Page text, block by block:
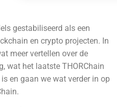
gestabiliseerd als een
en crypto projecten. In
meer vertellen over de
wat het laatste THORChain
en gaan we wat verder in op